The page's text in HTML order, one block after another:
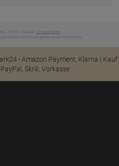
MwSt. und zzgl. Versandkosten
Unverbindliche Preisempfehlung des Herstellers